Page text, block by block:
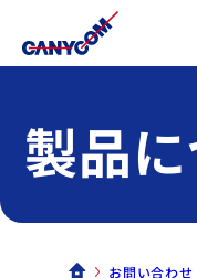
製品
お問い合わせ